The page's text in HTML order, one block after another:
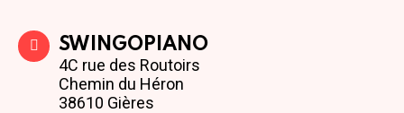
SWINGOPIANO
4C rue des Routoirs
Chemin du Héron
38610 Gières